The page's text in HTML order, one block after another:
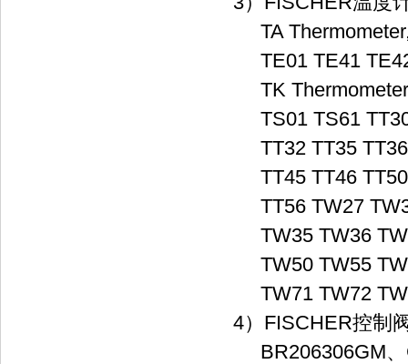
TA
TE01 TE41
TK
TS01 TS61
TT32 TT35
TT45 TT46
TT56 TW27
TW35 TW36
TW50 TW55
TW71 TW72
4）FISCHER控制
BR206306GM、